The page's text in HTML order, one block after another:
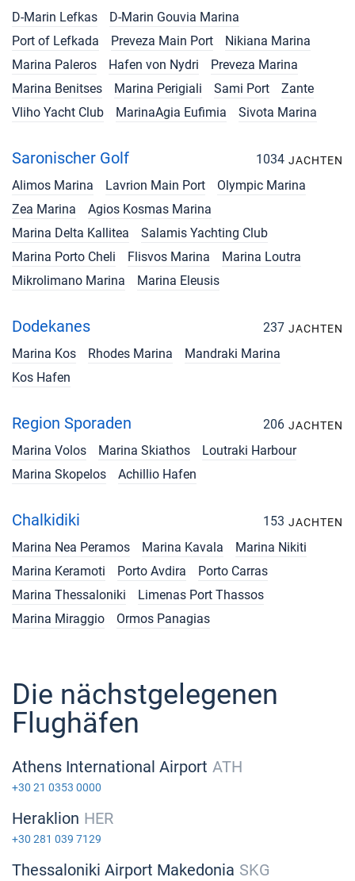
D-Marin Lefkas
D-Marin Gouvia Marina
Port of Lefkada
Preveza Main Port
Nikiana Marina
Marina Paleros
Hafen von Nydri
Preveza Marina
Marina Benitses
Marina Perigiali Sami Port
Zante
Vliho Yacht Club
MarinaAgia Eufimia Sivota Marina
Saronischer Golf 1034 JACHTEN
Alimos Marina Lavrion Main Port
Olympic Marina
Zea Marina
Agios Kosmas Marina
Marina Delta Kallitea
Salamis Yachting Club
Marina Porto Cheli
Flisvos Marina
Marina Loutra
Mikrolimano Marina
Marina Eleusis
Dodekanes 237 JACHTEN
Marina Kos Rhodes Marina
Mandraki Marina
Kos Hafen
Region Sporaden 206 JACHTEN
Marina Volos Marina Skiathos
Loutraki Harbour
Marina Skopelos
Achillio Hafen
Chalkidiki 153 JACHTEN
Marina Nea Peramos Marina Kavala
Marina Nikiti
Marina Keramoti
Porto Avdira
Porto Carras
Marina Thessaloniki
Limenas Port Thassos
Marina Miraggio
Ormos Panagias
Die nächstgelegenen
Flughäfen
Athens International Airport ATH
+30 21 0353 0000
Heraklion HER
+30 281 039 7129
Thessaloniki Airport Makedonia SKG